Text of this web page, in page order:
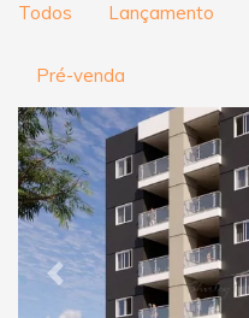
Todos Lançamento
Pré-venda
Previous